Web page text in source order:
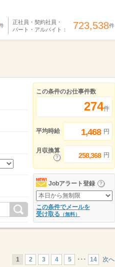
正社員・契約社員・
パート・アルバイト： 723,538件
この条件のお仕事件数
274件
平均時給 1,468 円
月収換算
258,368 円
Jobアラート登録
この条件でメールを
受け取る （無料）
1 2 3 4 5 ･･･ 14 次へ